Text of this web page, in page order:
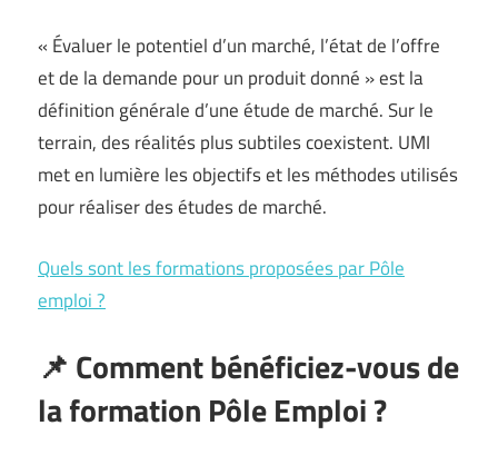
« Évaluer le potentiel d’un marché, l’état de l’offre
et de la demande pour un produit donné » est la
définition générale d’une étude de marché. Sur le
terrain, des réalités plus subtiles coexistent. UMI
met en lumière les objectifs et les méthodes utilisés
pour réaliser des études de marché.
Quels sont les formations proposées par Pôle
emploi ?
📌 Comment bénéficiez-vous de
la formation Pôle Emploi ?